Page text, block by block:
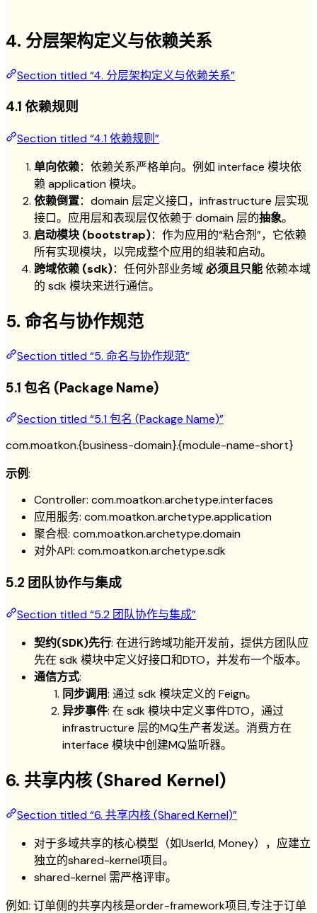
4. 分层架构定义与依赖关系
Section titled “4. 分层架构定义与依赖关系”
4.1 依赖规则
Section titled “4.1 依赖规则”
单向依赖：依赖关系严格单向。例如 interface 模块依
赖 application 模块。
依赖倒置：domain 层定义接口，infrastructure 层实现
接口。应用层和表现层仅依赖于 domain 层的抽象。
启动模块 (bootstrap)：作为应用的“粘合剂”，它依赖
所有实现模块，以完成整个应用的组装和启动。
跨域依赖 (sdk)：任何外部业务域必须且只能依赖本域
的 sdk 模块来进行通信。
5. 命名与协作规范
Section titled “5. 命名与协作规范”
5.1 包名 (Package Name)
Section titled “5.1 包名 (Package Name)”
com.moatkon.{business-domain}.{module-name-short}
示例:
Controller: com.moatkon.archetype.interfaces
应用服务: com.moatkon.archetype.application
聚合根: com.moatkon.archetype.domain
对外API: com.moatkon.archetype.sdk
5.2 团队协作与集成
Section titled “5.2 团队协作与集成”
契约(SDK)先行: 在进行跨域功能开发前，提供方团队应
先在 sdk 模块中定义好接口和DTO，并发布一个版本。
通信方式:
同步调用: 通过 sdk 模块定义的 Feign。
异步事件: 在 sdk 模块中定义事件DTO，通过
infrastructure 层的MQ生产者发送。消费方在
interface 模块中创建MQ监听器。
6. 共享内核 (Shared Kernel)
Section titled “6. 共享内核 (Shared Kernel)”
对于多域共享的核心模型（如UserId, Money），应建立
独立的shared-kernel项目。
shared-kernel 需严格评审。
例如: 订单侧的共享内核是order-framework项目,专注于订单